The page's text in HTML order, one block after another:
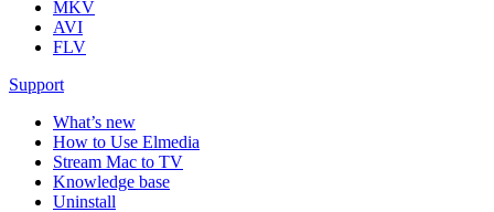
MKV
AVI
FLV
Support
What’s new
How to Use Elmedia
Stream Mac to TV
Knowledge base
Uninstall